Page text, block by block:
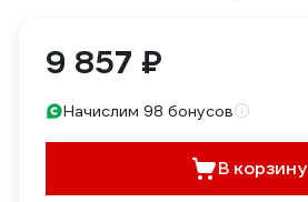
9 857 ₽
Начислим 98 бонусов
В корзину